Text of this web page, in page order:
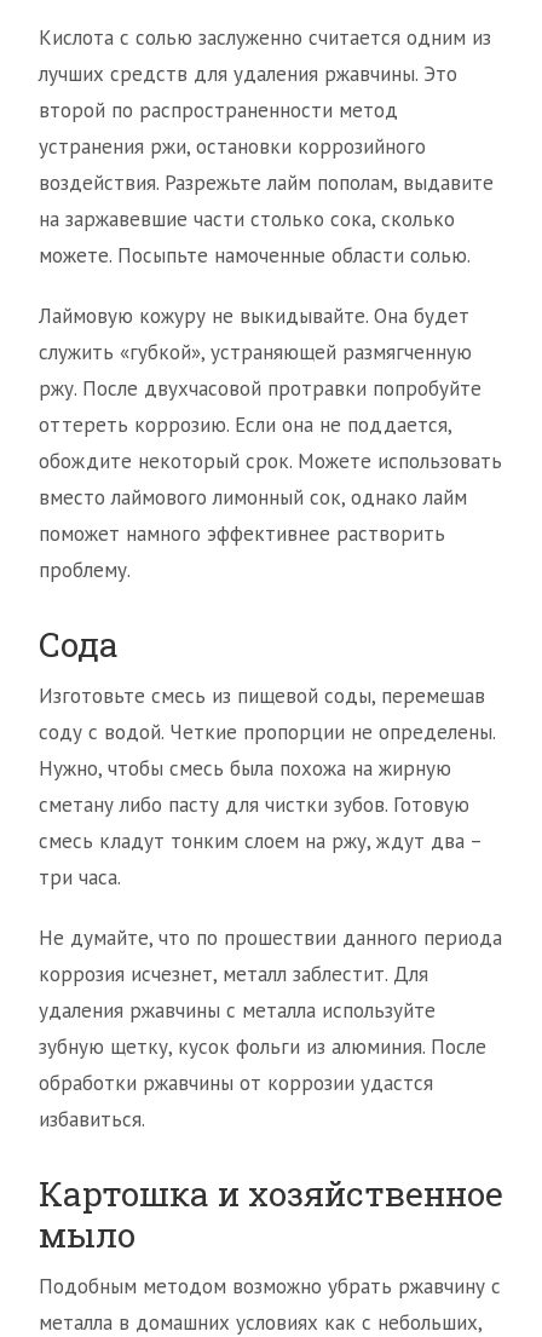
Кислота с солью заслуженно считается одним из
лучших средств для удаления ржавчины. Это
второй по распространенности метод
устранения ржи, остановки коррозийного
воздействия. Разрежьте лайм пополам, выдавите
на заржавевшие части столько сока, сколько
можете. Посыпьте намоченные области солью.
Лаймовую кожуру не выкидывайте. Она будет
служить «губкой», устраняющей размягченную
ржу. После двухчасовой протравки попробуйте
оттереть коррозию. Если она не поддается,
обождите некоторый срок. Можете использовать
вместо лаймового лимонный сок, однако лайм
поможет намного эффективнее растворить
проблему.
Сода
Изготовьте смесь из пищевой соды, перемешав
соду с водой. Четкие пропорции не определены.
Нужно, чтобы смесь была похожа на жирную
сметану либо пасту для чистки зубов. Готовую
смесь кладут тонким слоем на ржу, ждут два –
три часа.
Не думайте, что по прошествии данного периода
коррозия исчезнет, металл заблестит. Для
удаления ржавчины с металла используйте
зубную щетку, кусок фольги из алюминия. После
обработки ржавчины от коррозии удастся
избавиться.
Картошка и хозяйственное
мыло
Подобным методом возможно убрать ржавчину с
металла в домашних условиях как с небольших,